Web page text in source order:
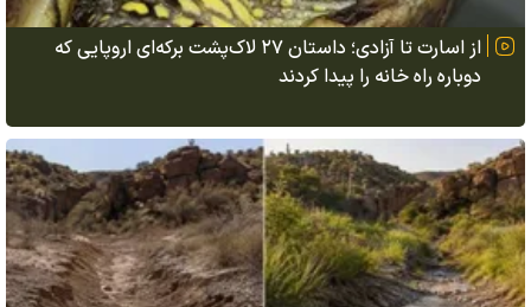
از اسارت تا آزادی؛ داستان ۲۷ لاک‌پشت برکه‌ای اروپایی که
دوباره راه خانه را پیدا کردند